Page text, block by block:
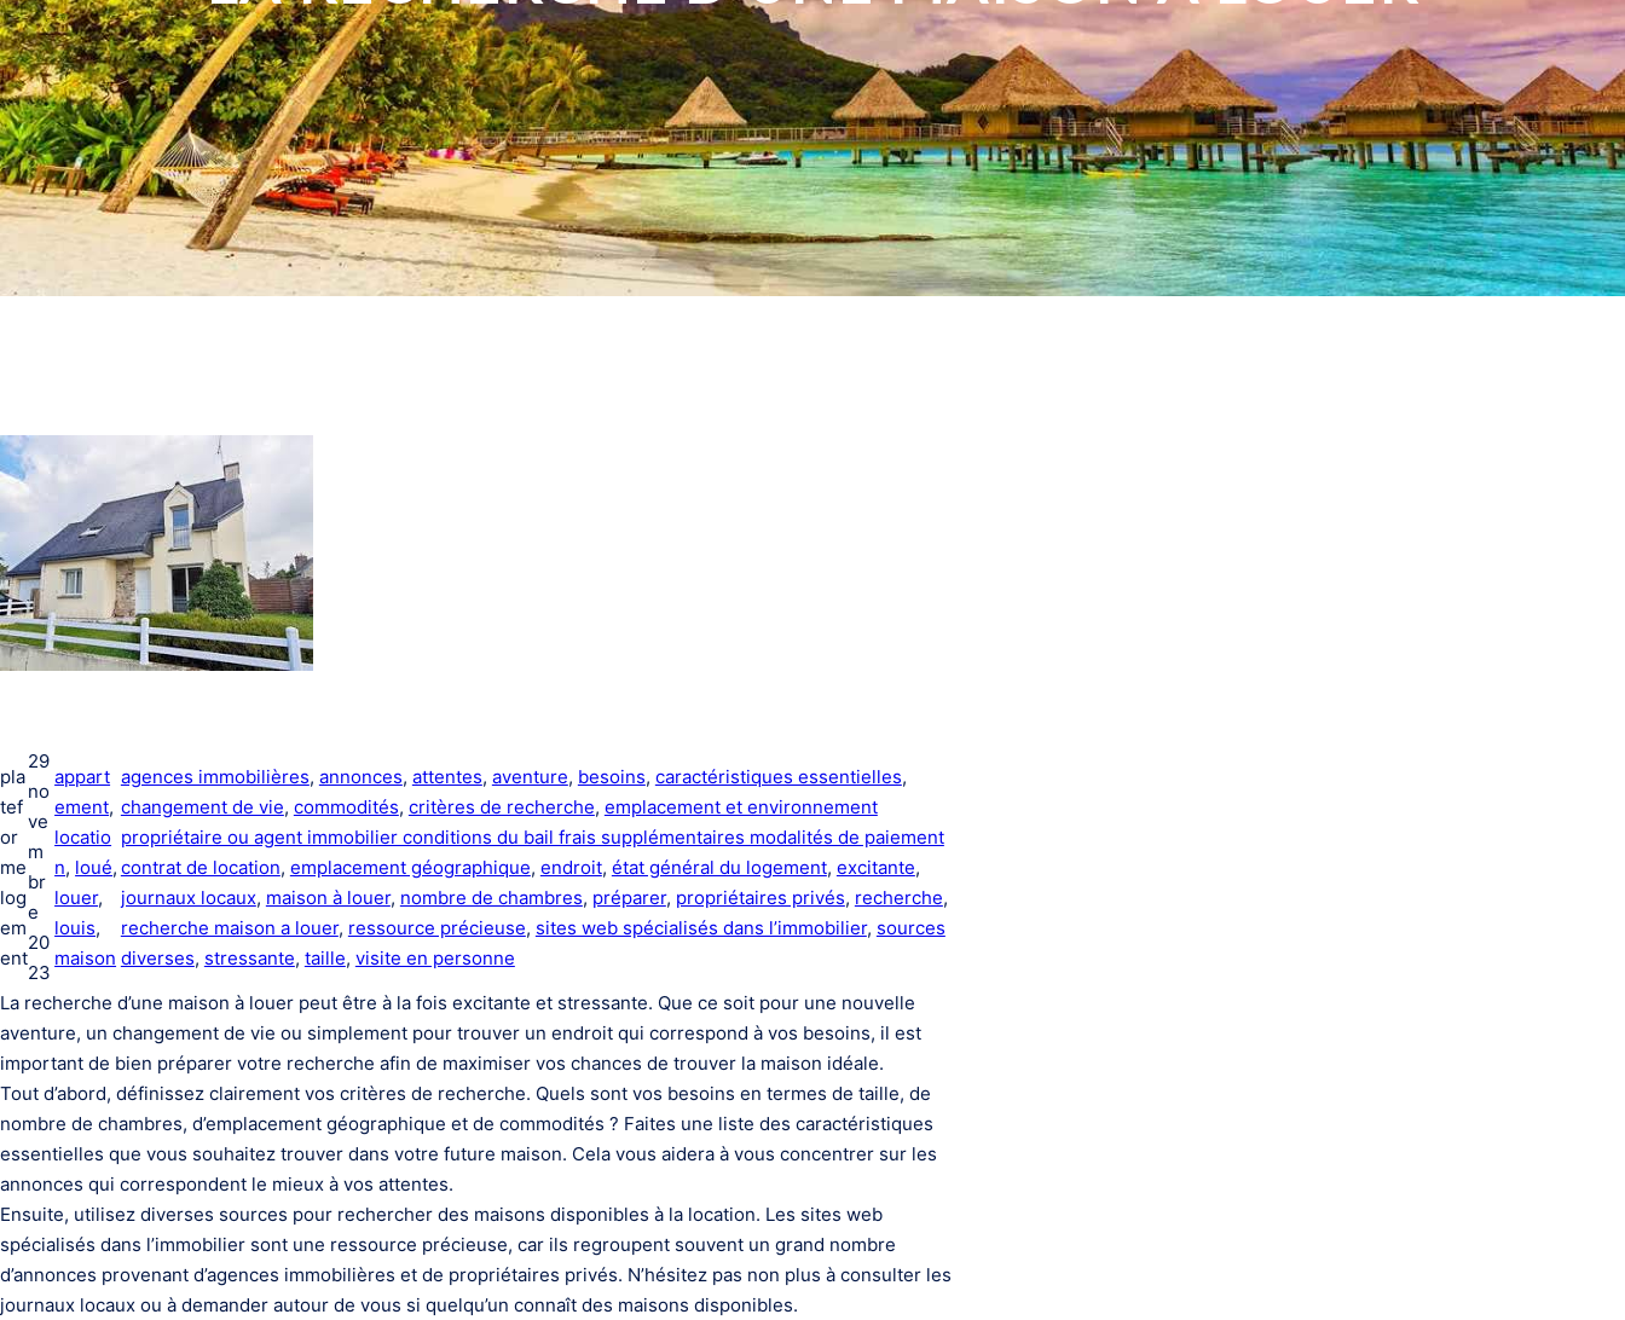
pla
tef
or
me
log
em
ent
29
no
ve
m
br
e
20
23
appart
ement
locatio
n, loué ,
louer
louis
maison
agences immobilières, annonces, attentes, aventure, besoins, caractéristiques essentielles
changement de vie, commodités, critères de recherche, emplacement et environnement
propriétaire ou agent immobilier conditions du bail frais supplémentaires modalités de paiement
contrat de location, emplacement géographique, endroit, état général du logement, excitante
journaux locaux, maison à louer, nombre de chambres, préparer, propriétaires privés, recherche
recherche maison a louer, ressource précieuse, sites web spécialisés dans l’immobilier, sources
diverses, stressante, taille, visite en personne
La recherche d’une maison à louer peut être à la fois excitante et stressante. Que ce soit pour une nouvelle
aventure, un changement de vie ou simplement pour trouver un endroit qui correspond à vos besoins, il est
important de bien préparer votre recherche afin de maximiser vos chances de trouver la maison idéale.
Tout d’abord, définissez clairement vos critères de recherche. Quels sont vos besoins en termes de taille, de
nombre de chambres, d’emplacement géographique et de commodités ? Faites une liste des caractéristiques
essentielles que vous souhaitez trouver dans votre future maison. Cela vous aidera à vous concentrer sur les
annonces qui correspondent le mieux à vos attentes.
Ensuite, utilisez diverses sources pour rechercher des maisons disponibles à la location. Les sites web
spécialisés dans l’immobilier sont une ressource précieuse, car ils regroupent souvent un grand nombre
d’annonces provenant d’agences immobilières et de propriétaires privés. N’hésitez pas non plus à consulter les
journaux locaux ou à demander autour de vous si quelqu’un connaît des maisons disponibles.